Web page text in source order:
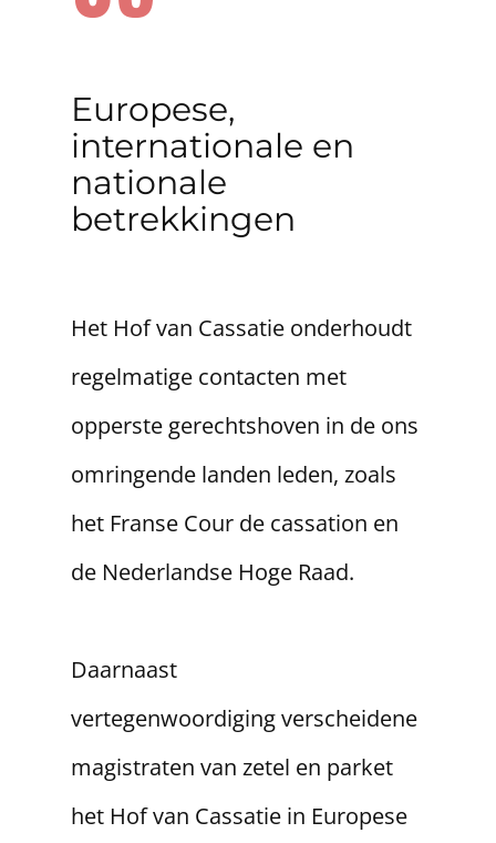
​Europese,
internationale en
nationale
betrekkingen
Het Hof van Cassatie onderhoudt
regelmatige contacten met
opperste gerechtshoven in de ons
omringende landen leden, zoals
het Franse Cour de cassation en
de Nederlandse Hoge Raad.
​Daarnaast
vertegenwoordiging verscheidene
magistraten van zetel en parket
het Hof van Cassatie in Europese